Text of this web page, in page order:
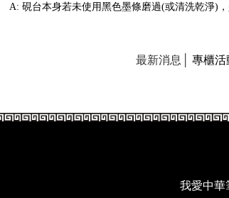
A: 硯台本身若未使用黑色墨條磨過(或清洗乾淨)，
最新消息│ 專櫃活
我愛中